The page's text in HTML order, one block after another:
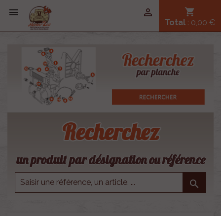
 shopping_cart
Total : 0,00 €

Recherchez
un produit par désignation ou référence
